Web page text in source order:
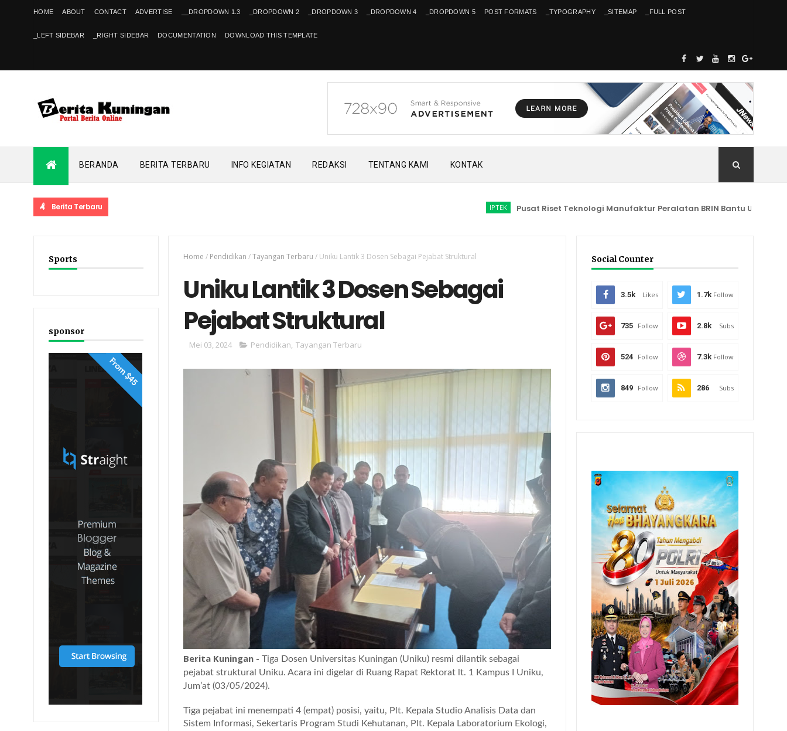
HOME ABOUT CONTACT ADVERTISE __DROPDOWN 1.3 _DROPDOWN 2 _DROPDOWN 3 _DROPDOWN 4 _DROPDOWN 5 POST FORMATS _TYPOGRAPHY _SITEMAP _FULL POST
_LEFT SIDEBAR _RIGHT SIDEBAR DOCUMENTATION DOWNLOAD THIS TEMPLATE
BERANDA BERITA TERBARU INFO KEGIATAN REDAKSI TENTANG KAMI KONTAK
Berita Terbaru Pusat Riset Teknologi Manufaktur Peralatan BRIN Bantu UMKM Kab.
Sports
sponsor
Home / Pendidikan /Tayangan Terbaru / Uniku Lantik 3 Dosen Sebagai Pejabat Struktural
Uniku Lantik 3 Dosen Sebagai
Pejabat Struktural
Mei 03, 2024 Pendidikan, Tayangan Terbaru
Berita Kuningan - Tiga Dosen Universitas Kuningan (Uniku) resmi dilantik sebagai
pejabat struktural Uniku. Acara ini digelar di Ruang Rapat Rektorat lt. 1 Kampus I Uniku,
Jum’at (03/05/2024).
Tiga pejabat ini menempati 4 (empat) posisi, yaitu, Plt. Kepala Studio Analisis Data dan
Sistem Informasi, Sekertaris Program Studi Kehutanan, Plt. Kepala Laboratorium Ekologi,
Social Counter
3.5k Likes 1.7k Follow
735 Follow 2.8k Subs
524 Follow 7.3k Follow
849 Follow 286 Subs